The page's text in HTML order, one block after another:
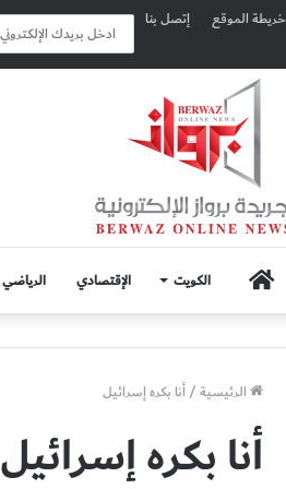
خريطة الموقع إتصل بنا
الصفحة
الرئيسية
الكويت الإقتصادي الرياضي
الرئيسية/أنا بكره إسرائيل
أنا بكره إسرائيل